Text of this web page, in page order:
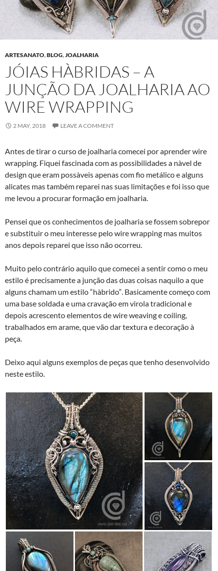
ARTESANATO,BLOG,JOALHARIA
JÓIAS HÀ­BRIDAS – A
JUNÇÃO DA JOALHARIA AO
WIRE WRAPPING
2 MAY, 2018 LEAVE A COMMENT
Antes de tirar o curso de joalharia comecei por aprender wire
wrapping. Fiquei fascinada com as possibilidades a nà­vel de
design que eram possà­veis apenas com fio metálico e alguns
alicates mas também reparei nas suas limitações e foi isso que
me levou a procurar formação em joalharia.
Pensei que os conhecimentos de joalharia se fossem sobrepor
e substituir o meu interesse pelo wire wrapping mas muitos
anos depois reparei que isso não ocorreu.
Muito pelo contrário aquilo que comecei a sentir como o meu
estilo é precisamente a junção das duas coisas naquilo a que
alguns chamam um estilo “hà­brido”. Basicamente começo com
uma base soldada e uma cravação em virola tradicional e
depois acrescento elementos de wire weaving e coiling,
trabalhados em arame, que vão dar textura e decoração à
peça.
Deixo aqui alguns exemplos de peças que tenho desenvolvido
neste estilo.